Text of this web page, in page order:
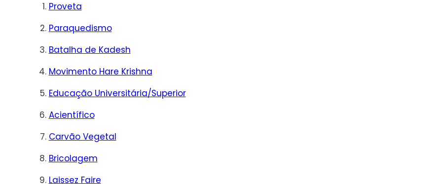
Proveta
Paraquedismo
Batalha de Kadesh
Movimento Hare Krishna
Educação Universitária/Superior
Acientífico
Carvão Vegetal
Bricolagem
Laissez Faire